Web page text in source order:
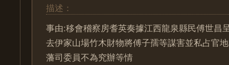
描述：
事由:移會稽察房耆英奏據江西龍泉縣民傅世昌
去伊家山場竹木財物將傅子孺等謀害並私占官
藩司委員不為究辦等情